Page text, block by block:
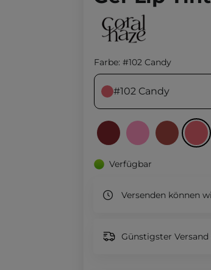
Farbe: #102 Candy
#102 Candy
Verfügbar
Versenden können
Günstigster Versand